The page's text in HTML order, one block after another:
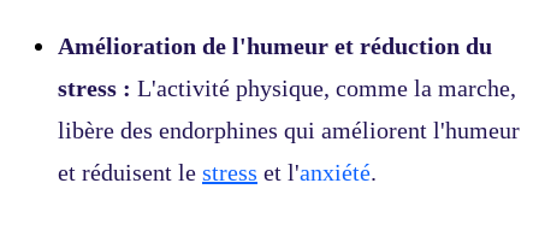
Amélioration de l'humeur et réduction du
stress : L'activité physique, comme la marche,
libère des endorphines qui améliorent l'humeur
et réduisent le stress et l'anxiété.